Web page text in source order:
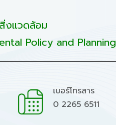
งแวดล้อม
Policy and Planning
เบอร์โทรสาร
0 2265 6511